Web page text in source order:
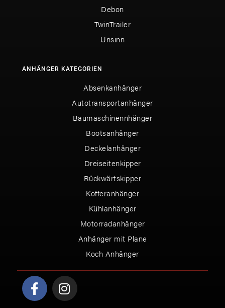
Debon
TwinTrailer
Unsinn
ANHÄNGER KATEGORIEN
Absenkanhänger
Autotransportanhänger
Baumaschinennhänger
Bootsanhänger
Deckelanhänger
Dreiseitenkipper
Rückwärtskipper
Kofferanhänger
Kühlanhänger
Motorradanhänger
Anhänger mit Plane
Koch Anhänger